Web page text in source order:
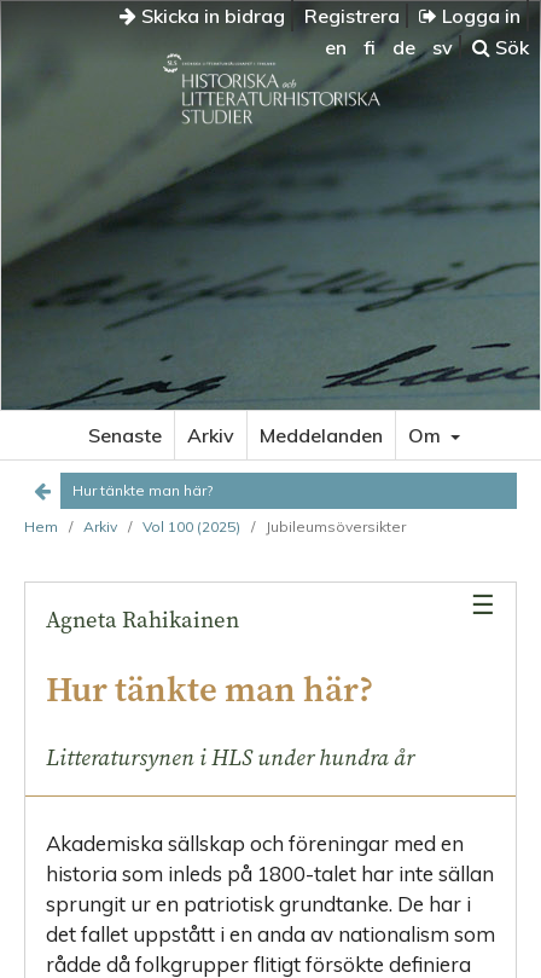
Skicka in bidrag Registrera
Logga in
en
fi de sv Sök
Senaste Arkiv Meddelanden Om
Hur tänkte man här?
Hem
/ Arkiv / Vol 100 (2025) / Jubileumsöversikter
prioriteringar
De
första
Författare
de
första
femtio
Och
då?
intåg
De
senare
femtio
åren
av
HLS
☰
Agneta Rahikainen
Hur tänkte man här?
Litteratursynen i HLS under hundra år
Akademiska sällskap och föreningar med en
historia som inleds på 1800-talet har inte sällan
sprungit ur en patriotisk grundtanke. De har i
det fallet uppstått i en anda av nationalism som
rådde då folkgrupper flitigt försökte definiera